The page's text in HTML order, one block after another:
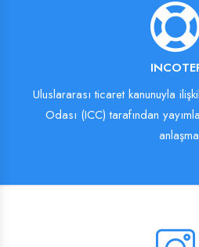
Uluslararası ticaret kanunuyla
Odası (ICC) tarafından